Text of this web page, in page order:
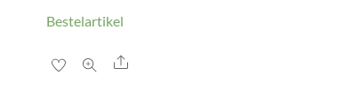
Bestelartikel
Share